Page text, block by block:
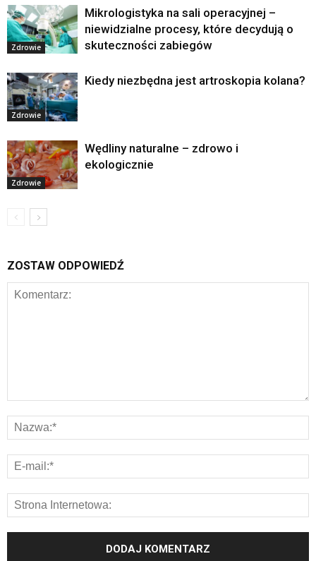
Zdrowie
Mikrologistyka na sali operacyjnej –
niewidzialne procesy, które decydują o
skuteczności zabiegów
Zdrowie
Kiedy niezbędna jest artroskopia kolana?
Zdrowie
Wędliny naturalne – zdrowo i
ekologicznie
ZOSTAW ODPOWIEDŹ